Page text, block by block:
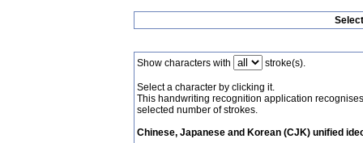
Show characters with stroke(s).
Select a character by clicking it.
This handwriting recognition application
selected number of strokes.
Chinese, Japanese and Korean (CJK) unified